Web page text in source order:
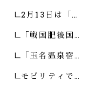
2月13日は「…
「戦国肥後国…
「玉名温泉宿…
モビリティで…